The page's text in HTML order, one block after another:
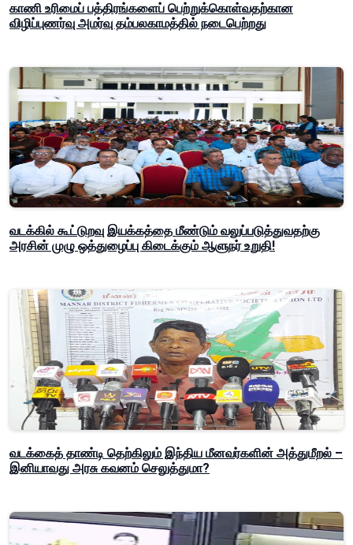
காணி உரிமைப் பத்திரங்களைப் பெற்றுக்கொள்வதற்கான
விழிப்புணர்வு அமர்வு தம்பலகாமத்தில் நடைபெற்றது
வடக்கில் கூட்டுறவு இயக்கத்தை மீண்டும் வலுப்படுத்துவதற்கு
அரசின் முழு ஒத்துழைப்பு கிடைக்கும் ஆளுநர் உறுதி!
வடக்கைத் தாண்டி தெற்கிலும் இந்திய மீனவர்களின் அத்துமீறல் –
இனியாவது அரசு கவனம் செலுத்துமா?